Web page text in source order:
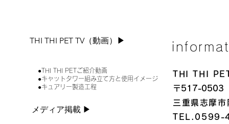
THI THI PET TV（動画）▶︎
●THI THI PETご紹介動画
●キャットタワー組み立て方と使用イメージ
●キュアリー製造工程
メディア掲載 ▶︎
THI THI
〒517-0503
三重県志摩
TEL.0599-